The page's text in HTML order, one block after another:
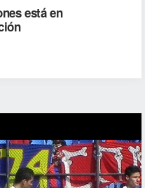
está en